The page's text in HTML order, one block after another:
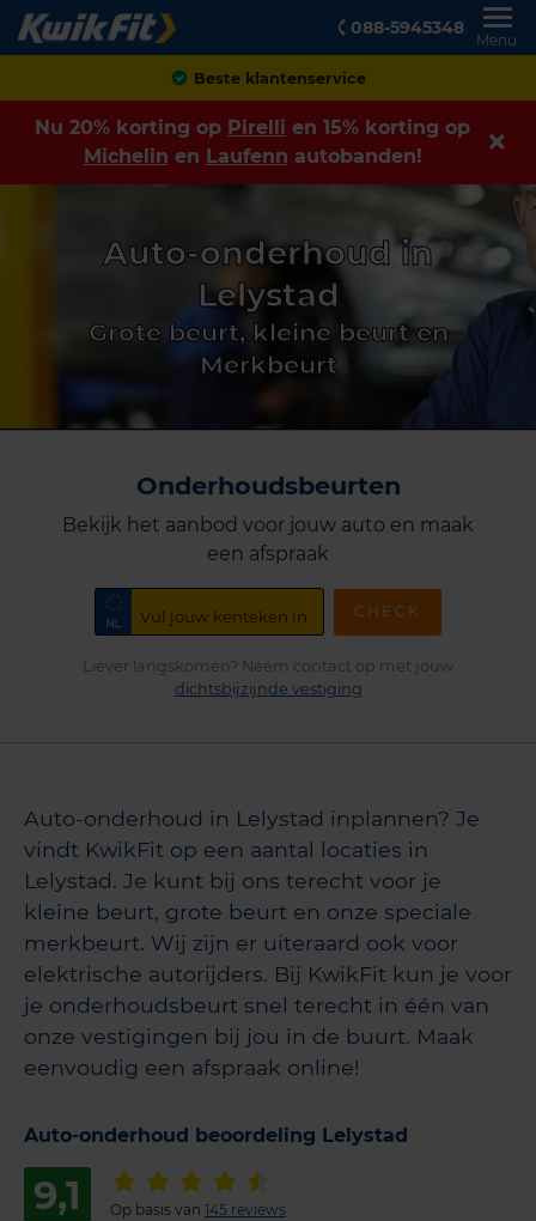
088-5945348
Menu
Beste klantenservice
Nu 20% korting op Pirelli en 15% korting op
Michelin en Laufenn autobanden!
Auto-onderhoud in
Lelystad
Grote beurt, kleine beurt en
Merkbeurt
Onderhoudsbeurten
Bekijk het aanbod voor jouw auto en maak
een afspraak
CHECK
Liever langskomen? Neem contact op met jouw
dichtsbijzijnde vestiging
Auto-onderhoud in Lelystad inplannen? Je
vindt KwikFit op een aantal locaties in
Lelystad. Je kunt bij ons terecht voor je
kleine beurt, grote beurt en onze speciale
merkbeurt. Wij zijn er uiteraard ook voor
elektrische autorijders. Bij KwikFit kun je voor
je onderhoudsbeurt snel terecht in één van
onze vestigingen bij jou in de buurt. Maak
eenvoudig een afspraak online!
Auto-onderhoud beoordeling Lelystad
9,1 Op basis van 145 reviews